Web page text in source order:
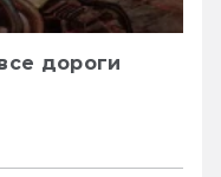
дороги